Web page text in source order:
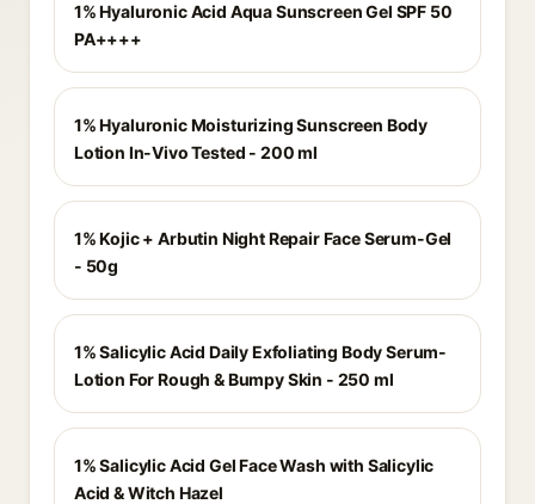
1% Hyaluronic Acid Aqua Sunscreen Gel SPF 50
PA++++
1% Hyaluronic Moisturizing Sunscreen Body
Lotion In-Vivo Tested - 200 ml
1% Kojic + Arbutin Night Repair Face Serum-Gel
- 50g
1% Salicylic Acid Daily Exfoliating Body Serum-
Lotion For Rough & Bumpy Skin - 250 ml
1% Salicylic Acid Gel Face Wash with Salicylic
Acid & Witch Hazel